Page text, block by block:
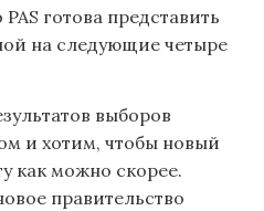
готова представить
на следующие четыре
выборов
и хотим, чтобы новый
как можно скорее.
правительство